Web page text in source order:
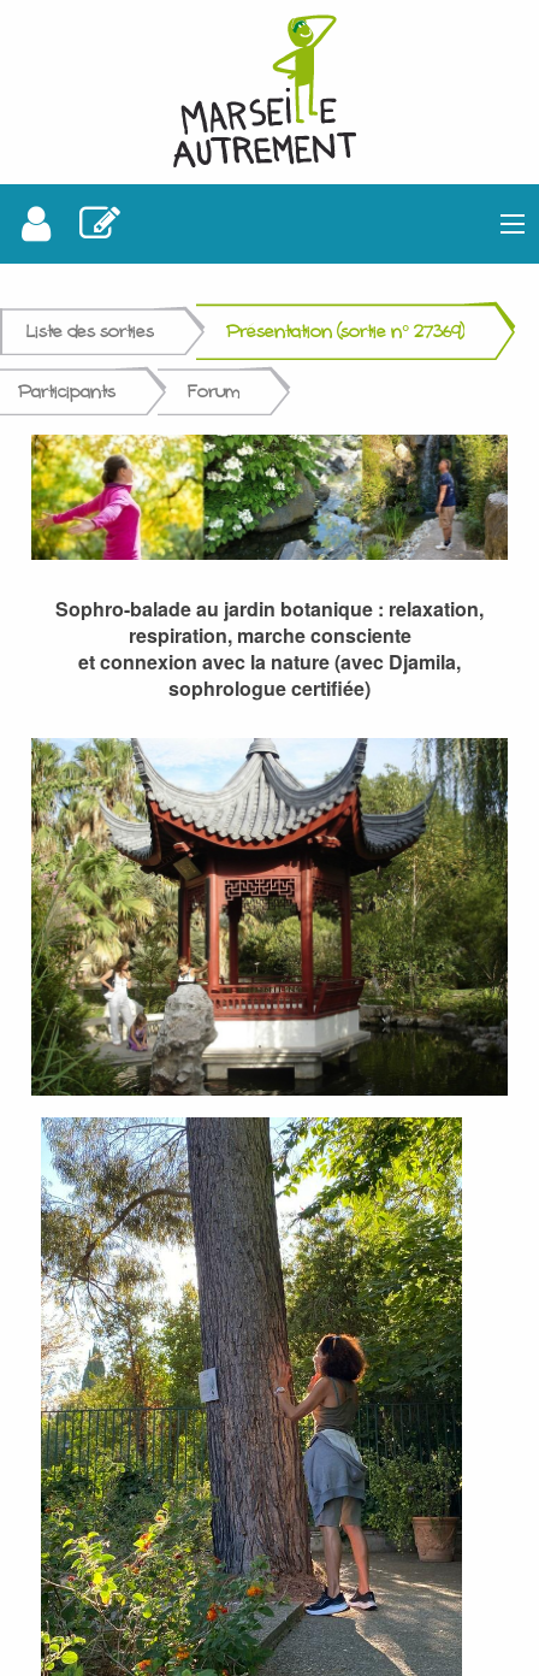
Liste des sorties Présentation (sortie n° 27369)
Participants Forum
Sophro-balade au jardin botanique : relaxation,
respiration, marche consciente
et connexion avec la nature (avec Djamila,
sophrologue certifiée)